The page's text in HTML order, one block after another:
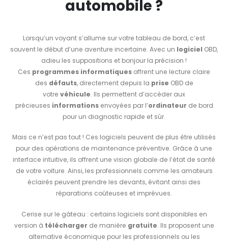
automobile ?
Lorsqu’un voyant s’allume sur votre tableau de bord, c’est
souvent le début d’une aventure incertaine. Avec un logiciel OBD,
adieu les suppositions et bonjour la précision !
Ces programmes informatiques offrent une lecture claire
des défauts, directement depuis la prise OBD de
votre véhicule. Ils permettent d’accéder aux
précieuses informationsenvoyées par l’ordinateur de bord
pour un diagnostic rapide et sûr.
Mais ce n’est pas tout ! Ces logiciels peuvent de plus être utilisés
pour des opérations de maintenance préventive. Grâce à une
interface intuitive, ils offrent une vision globale de l’état de santé
de votre voiture. Ainsi, les professionnels comme les amateurs
éclairés peuvent prendre les devants, évitant ainsi des
réparations coûteuses et imprévues.
Cerise sur le gâteau : certains logiciels sont disponibles en
version à télécharger de manière gratuite. Ils proposent une
alternative économique pour les professionnels ou les